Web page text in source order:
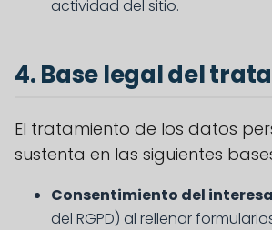
actividad del sitio.
4. Base legal del
El tratamiento de los datos
sustenta en las siguientes
Consentimiento del
del RGPD) al rellenar